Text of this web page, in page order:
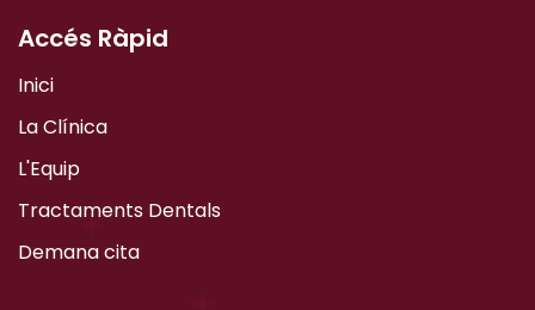
Accés Ràpid
Inici
La Clínica
L'Equip
Tractaments Dentals
Demana cita